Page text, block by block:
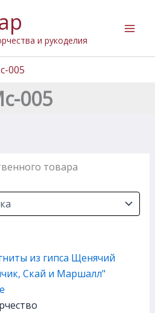
и рукоделия
005
005
товара